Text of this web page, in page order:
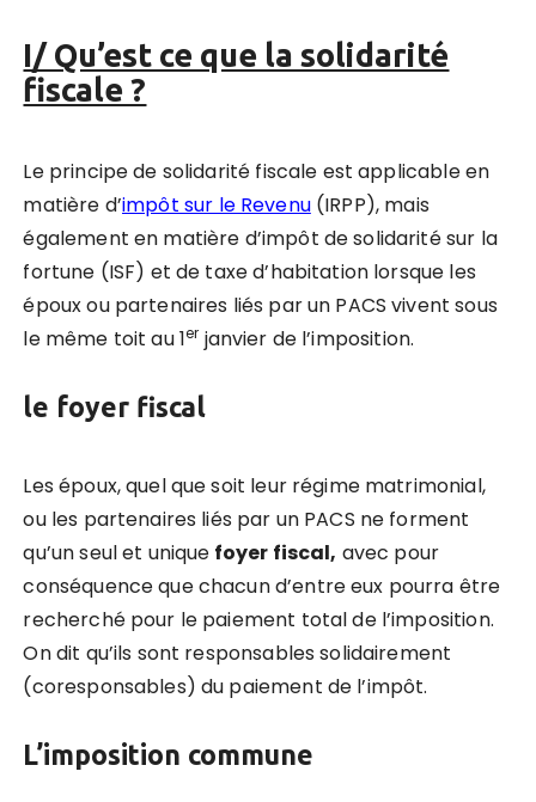
I/ Qu’est ce que la solidarité
fiscale ?
Le principe de solidarité fiscale est applicableen
matière d’impôt sur le Revenu(IRPP), mais
également en matière d’impôt de solidarité sur la
fortune (ISF) et de taxe d’habitation lorsque les
époux ou partenaires liés par un PACS vivent sous
le même toit au 1er janvier de l’imposition.
le foyer fiscal
Les époux, quel que soit leur régime matrimonial,
ou les partenaires liés par un PACS ne forment
qu’un seul et unique foyer fiscal, avec pour
conséquence que chacun d’entre eux pourra être
recherché pour le paiement total de l’imposition.
On dit qu’ils sont responsables solidairement
(coresponsables) du paiement de l’impôt.
L’imposition commune